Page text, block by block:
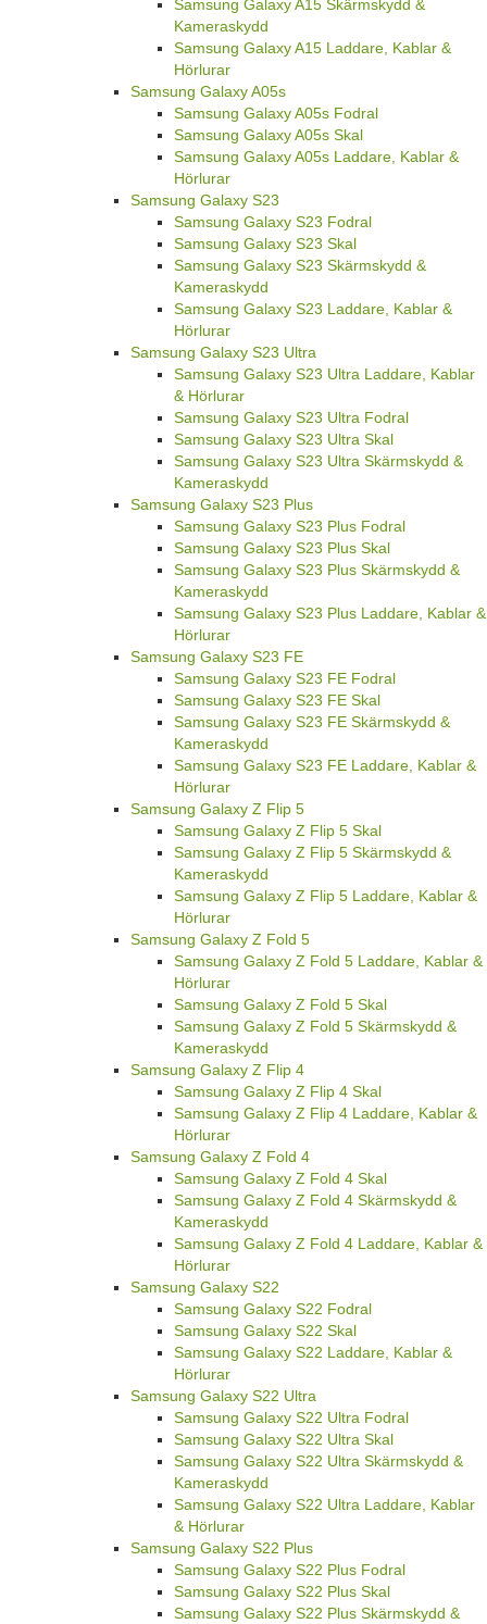
Samsung Galaxy A15 Skärmskydd &
Kameraskydd
Samsung Galaxy A15 Laddare, Kablar &
Hörlurar
Samsung Galaxy A05s
Samsung Galaxy A05s Fodral
Samsung Galaxy A05s Skal
Samsung Galaxy A05s Laddare, Kablar &
Hörlurar
Samsung Galaxy S23
Samsung Galaxy S23 Fodral
Samsung Galaxy S23 Skal
Samsung Galaxy S23 Skärmskydd &
Kameraskydd
Samsung Galaxy S23 Laddare, Kablar &
Hörlurar
Samsung Galaxy S23 Ultra
Samsung Galaxy S23 Ultra Laddare, Kablar
& Hörlurar
Samsung Galaxy S23 Ultra Fodral
Samsung Galaxy S23 Ultra Skal
Samsung Galaxy S23 Ultra Skärmskydd &
Kameraskydd
Samsung Galaxy S23 Plus
Samsung Galaxy S23 Plus Fodral
Samsung Galaxy S23 Plus Skal
Samsung Galaxy S23 Plus Skärmskydd &
Kameraskydd
Samsung Galaxy S23 Plus Laddare, Kablar &
Hörlurar
Samsung Galaxy S23 FE
Samsung Galaxy S23 FE Fodral
Samsung Galaxy S23 FE Skal
Samsung Galaxy S23 FE Skärmskydd &
Kameraskydd
Samsung Galaxy S23 FE Laddare, Kablar &
Hörlurar
Samsung Galaxy Z Flip 5
Samsung Galaxy Z Flip 5 Skal
Samsung Galaxy Z Flip 5 Skärmskydd &
Kameraskydd
Samsung Galaxy Z Flip 5 Laddare, Kablar &
Hörlurar
Samsung Galaxy Z Fold 5
Samsung Galaxy Z Fold 5 Laddare, Kablar &
Hörlurar
Samsung Galaxy Z Fold 5 Skal
Samsung Galaxy Z Fold 5 Skärmskydd &
Kameraskydd
Samsung Galaxy Z Flip 4
Samsung Galaxy Z Flip 4 Skal
Samsung Galaxy Z Flip 4 Laddare, Kablar &
Hörlurar
Samsung Galaxy Z Fold 4
Samsung Galaxy Z Fold 4 Skal
Samsung Galaxy Z Fold 4 Skärmskydd &
Kameraskydd
Samsung Galaxy Z Fold 4 Laddare, Kablar &
Hörlurar
Samsung Galaxy S22
Samsung Galaxy S22 Fodral
Samsung Galaxy S22 Skal
Samsung Galaxy S22 Laddare, Kablar &
Hörlurar
Samsung Galaxy S22 Ultra
Samsung Galaxy S22 Ultra Fodral
Samsung Galaxy S22 Ultra Skal
Samsung Galaxy S22 Ultra Skärmskydd &
Kameraskydd
Samsung Galaxy S22 Ultra Laddare, Kablar
& Hörlurar
Samsung Galaxy S22 Plus
Samsung Galaxy S22 Plus Fodral
Samsung Galaxy S22 Plus Skal
Samsung Galaxy S22 Plus Skärmskydd &